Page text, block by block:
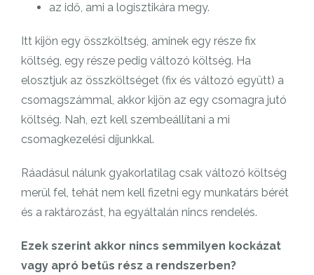
az idő, ami a logisztikára megy.
Itt kijön egy összköltség, aminek egy része fix
költség, egy része pedig változó költség. Ha
elosztjuk az összköltséget (fix és változó együtt) a
csomagszámmal, akkor kijön az egy csomagra jutó
költség. Nah, ezt kell szembeállítani a mi
csomagkezelési díjunkkal.
Ráadásul nálunk gyakorlatilag csak változó költség
merül fel, tehát nem kell fizetni egy munkatárs bérét
és a raktározást, ha egyáltalán nincs rendelés.
Ezek szerint akkor nincs semmilyen kockázat
vagy apró betűs rész a rendszerben?